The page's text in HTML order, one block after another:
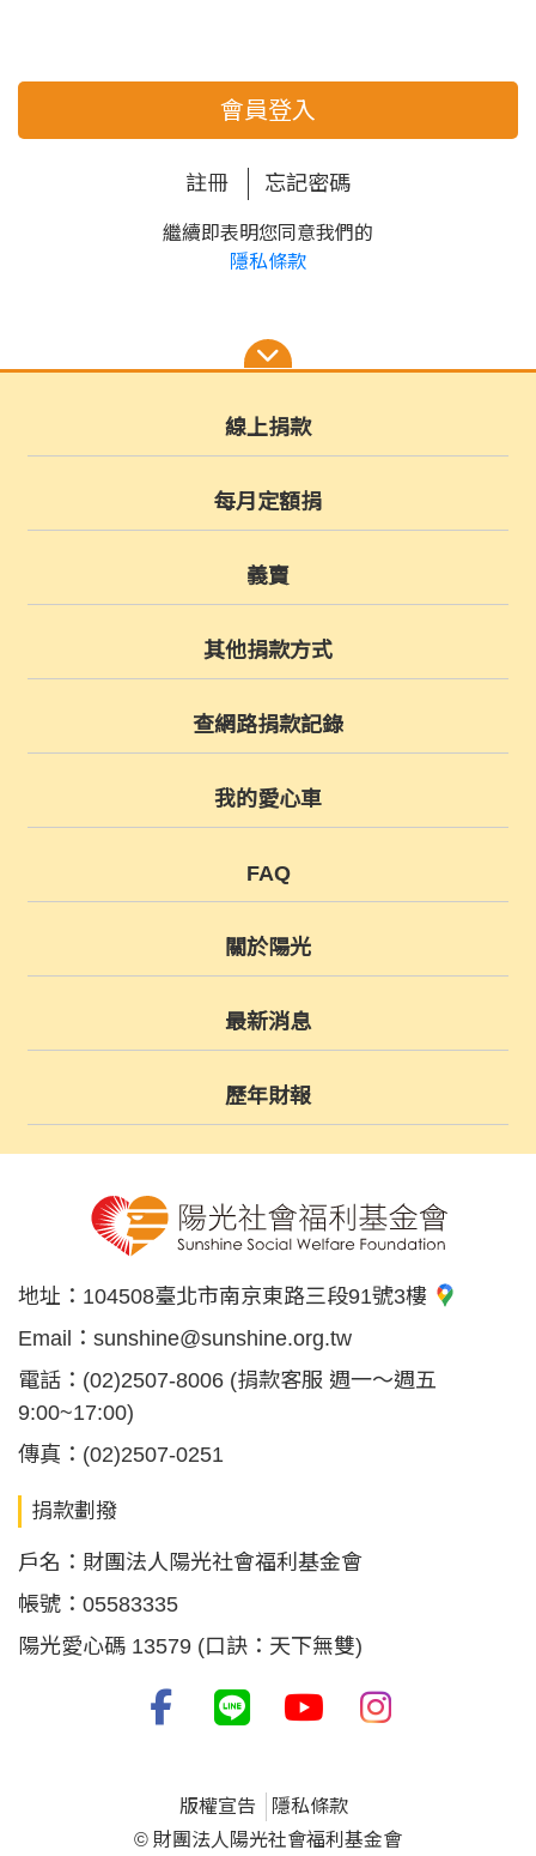
會員登入
註冊 忘記密碼
繼續即表明您同意我們的
隱私條款
線上捐款
每月定額捐
義賣
其他捐款方式
查網路捐款記錄
我的愛心車
FAQ
關於陽光
最新消息
歷年財報
地址： 104508臺北市南京東路三段91號3樓
Email： sunshine@sunshine.org.tw
電話： (02)2507-8006 (捐款客服 週一～週五
9:00~17:00)
傳真： (02)2507-0251
捐款劃撥
戶名：財團法人陽光社會福利基金會
帳號：05583335
陽光愛心碼 13579 (口訣：天下無雙)
版權宣告
隱私條款
© 財團法人陽光社會福利基金會